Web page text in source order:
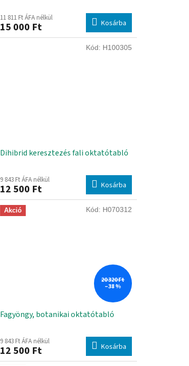
11 811 Ft ÁFA nélkül
15 000 Ft Kosárba
Dihibrid keresztezés fali oktatótabló
9 843 Ft ÁFA nélkül
12 500 Ft Kosárba
Kód: H100305
Akció
20 320 Ft
–38 %
Fagyöngy, botanikai oktatótabló
9 843 Ft ÁFA nélkül
12 500 Ft Kosárba
Kód: H070312